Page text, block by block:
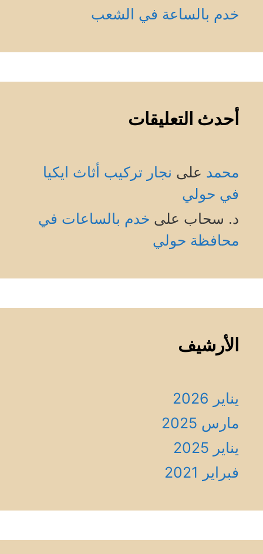
خدم بالساعة في الشعب
أحدث التعليقات
محمد على نجار تركيب أثاث ايكيا
في حولي
د. سحاب على خدم بالساعات في
محافظة حولي
الأرشيف
يناير 2026
مارس 2025
يناير 2025
فبراير 2021